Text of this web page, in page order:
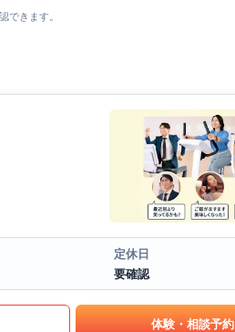
できます。
定休日
要確認
体験・相談予約